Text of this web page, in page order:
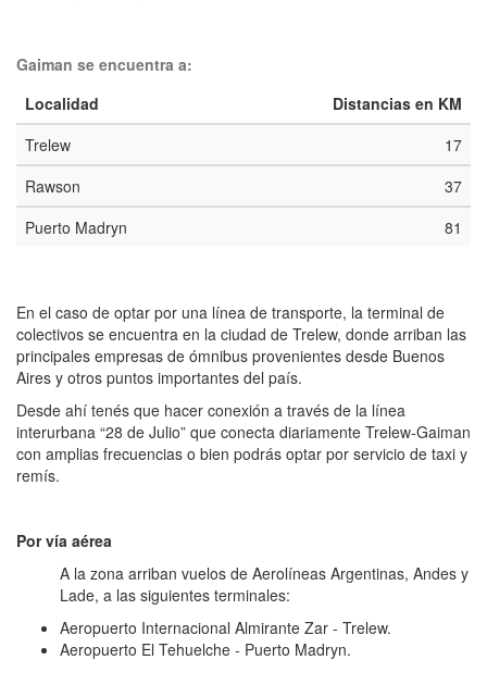
Gaiman se encuentra a:
Localidad
Distancias en KM
Trelew
17
Rawson
37
Puerto Madryn
81
En el caso de optar por una línea de transporte, la terminal de
colectivos se encuentra en la ciudad de Trelew, donde arriban las
principales empresas de ómnibus provenientes desde Buenos
Aires y otros puntos importantes del país.
Desde ahí tenés que hacer conexión a través de la línea
interurbana “28 de Julio” que conecta diariamente Trelew-Gaiman
con amplias frecuencias o bien podrás optar por servicio de taxi y
remís.
Por vía aérea
A la zona arriban vuelos de Aerolíneas Argentinas, Andes y
Lade, a las siguientes terminales:
Aeropuerto Internacional Almirante Zar - Trelew.
Aeropuerto El Tehuelche - Puerto Madryn.